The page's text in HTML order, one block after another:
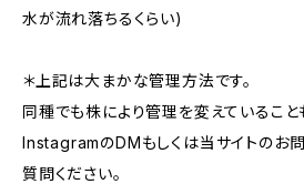
水が流れ落ちるくらい)
＊上記は大まかな管理方法です。
同種でも株により管理を変えているこ
InstagramのDMもしくは当サイトのお
質問ください。